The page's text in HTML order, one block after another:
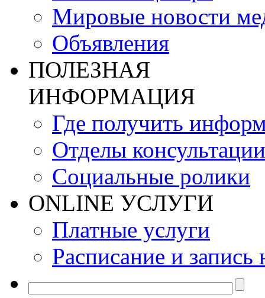
Мировые новости
Объявления
ПОЛЕЗНАЯ
ИНФОРМАЦИЯ
Где получить
Отделы консультации
Социальные ролики
ONLINE УСЛУГИ
Платные услуги
Расписание и запись